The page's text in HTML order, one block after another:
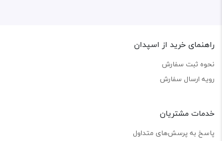
راهنمای خرید از اسپدان
نحوه ثبت سفارش
رویه ارسال سفارش
خدمات مشتریان
پاسخ به پرسش‌های متداول